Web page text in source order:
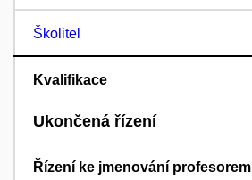
Školitel
Kvalifikace
Ukončená řízení
Řízení ke jmenování profesorem